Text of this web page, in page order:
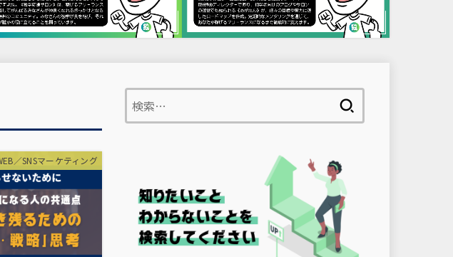
／SNSマーケティング